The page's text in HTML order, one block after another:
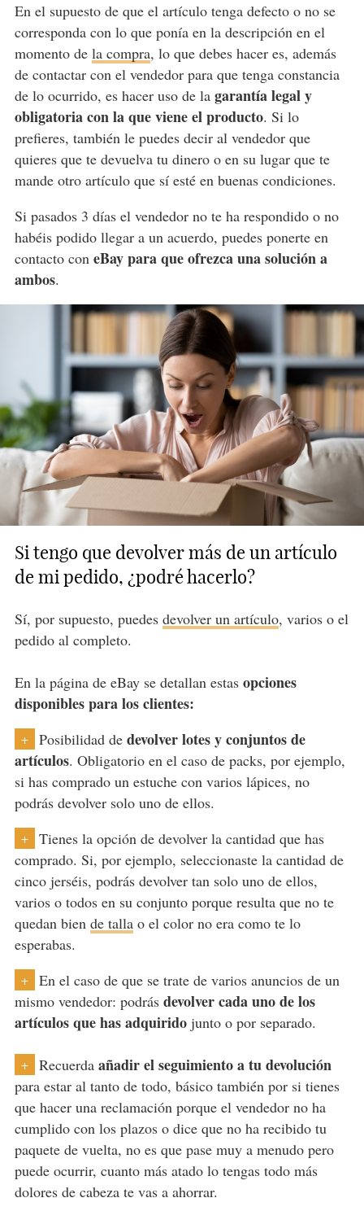
En el supuesto de que el artículo tenga defecto o no se
corresponda con lo que ponía en la descripción en el
momento de la compra, lo que debes hacer es, además
de contactar con el vendedor para que tenga constancia
de lo ocurrido, es hacer uso de la garantía legal y
obligatoriacon la que viene el producto. Si lo
prefieres, también le puedes decir al vendedor que
quieres que te devuelva tu dinero o en su lugar que te
mande otro artículo que sí esté en buenas condiciones.
Si pasados 3 días el vendedor no te ha respondido o no
habéis podido llegar a un acuerdo, puedes ponerte en
contacto con eBay para que ofrezca una solución a
ambos.
Si tengo que devolver más de un artículo
de mi pedido, ¿podré hacerlo?
Sí, por supuesto, puedes devolver un artículo, varios o el
pedido al completo.
En la página de eBay se detallan estas opciones
disponibles para los clientes:
+ Posibilidad de devolver lotes y conjuntos de
artículos. Obligatorio en el caso de packs, por ejemplo,
si has comprado un estuche con varios lápices, no
podrás devolver solo uno de ellos.
+
Tienes la opción de devolver la cantidad que has
comprado. Si, por ejemplo, seleccionaste la cantidad de
cinco jerséis, podrás devolver tan solo uno de ellos,
varios o todos en su conjunto porque resulta que no te
quedan bien de tallao el color no era como te lo
esperabas.
+
En el caso de que se trate de varios anuncios de un
mismo vendedor: podrás devolver cada uno de los
artículos que has adquiridojunto o por separado.
+ Recuerda añadir el seguimiento a tu devolución
para estar al tanto de todo, básico también por si tienes
que hacer una reclamación porque el vendedor no ha
cumplido con los plazos o dice que no ha recibido tu
paquete de vuelta, no es que pase muy a menudo pero
puede ocurrir, cuanto más atado lo tengas todo más
dolores de cabeza te vas a ahorrar.